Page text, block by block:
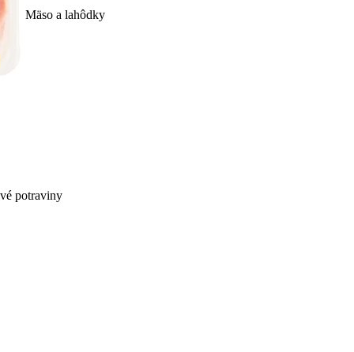
Mäso a lahôdky
potraviny